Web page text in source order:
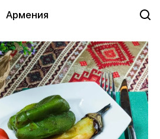
Армения